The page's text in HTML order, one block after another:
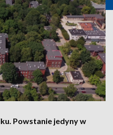
Powstanie jedyny w